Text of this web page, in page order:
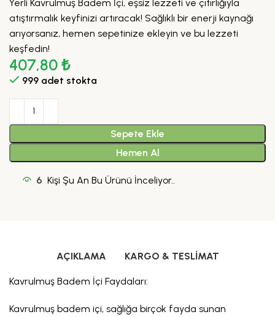
Yerli Kavrulmuş Badem İçi, eşsiz lezzeti ve çıtırlığıyla
atıştırmalık keyfinizi artıracak! Sağlıklı bir enerji kaynağı
arıyorsanız, hemen sepetinize ekleyin ve bu lezzeti
keşfedin!
407,80₺
999 adet stokta
Sepete Ekle
Hemen Al
6 Kişi Şu An Bu Ürünü İnceliyor..
AÇIKLAMA KARGO & TESLIMAT
Kavrulmuş Badem İçi Faydaları:
Kavrulmuş badem içi, sağlığa birçok fayda sunan